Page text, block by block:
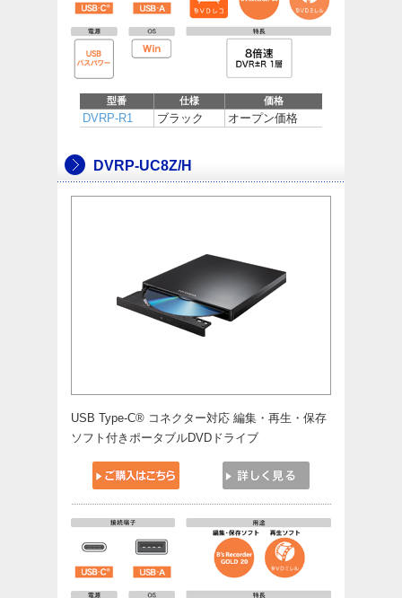
型番 仕様 価格
DVRP-R1 ブラック オープン価格
DVRP-UC8Z/H
USB Type-C® コネクター対応 編集・再生・保存
ソフト付きポータブルDVDドライブ